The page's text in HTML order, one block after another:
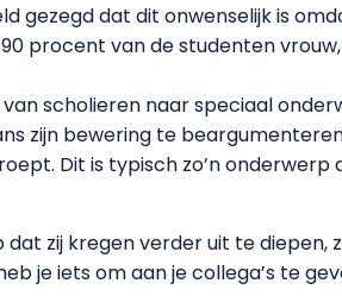
gezegd dat dit onwenselijk is
procent van de studenten
scholieren naar speciaal
zijn bewering te
Dit is typisch zo’n
zij kregen verder uit te diepen,
je iets om aan je collega’s te